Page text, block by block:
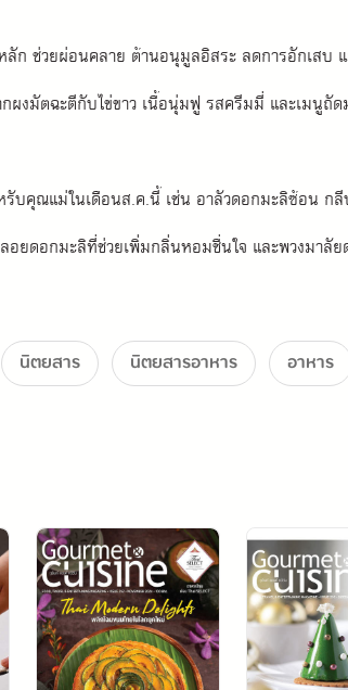
ก ช่วยผ่อนคลาย ต้านอนุมูลอิสระ ลดการอักเสบ
มัตฉะตีกับไข่ขาว เนื้อนุ่มฟู รสครีมมี่ และเมนูถัด
รับคุณแม่ในเดือนส.ค.นี้ เช่น อาลัวดอกมะลิซ้อน
ยดอกมะลิที่ช่วยเพิ่มกลิ่นหอมชื่นใจ และพวงมา
มือระดับตัวแม่ ความอร่อยและสเน่ห์แบบไทยที่ส่
นิตยสาร นิตยสารอาหาร อาหาร